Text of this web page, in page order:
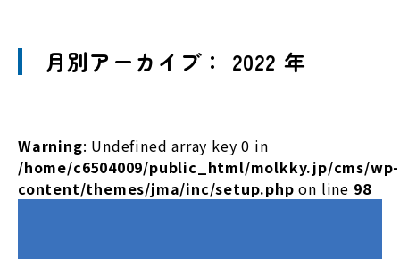
月別アーカイブ： 2022 年
Warning: Undefined array key 0 in
/home/c6504009/public_html/molkky.jp/cms/wp-
content/themes/jma/inc/setup.php on line 98